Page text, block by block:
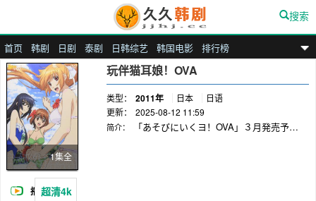
九九汉剧
首页 韩剧 日剧 泰剧 日韩综艺 韩国电影 排行榜
搜索
1集全
玩伴猫耳娘！OVA
类型： 2011年 日本
日语
更新：
2025-08-12 11:59
简介：
「あそびにいくヨ！OVA」３月発売予定
播 超清4k